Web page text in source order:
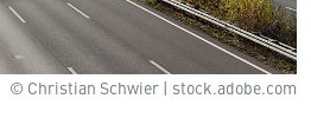
© Christian Schwier | stock.adobe.com